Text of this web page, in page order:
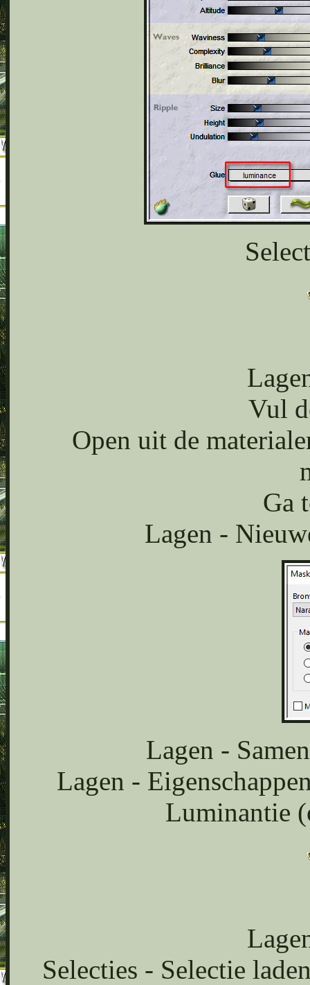
Vul
Open uit de
Ga
Lagen -
Lagen -
Lagen -
Luminantie
Selecties - Selectie